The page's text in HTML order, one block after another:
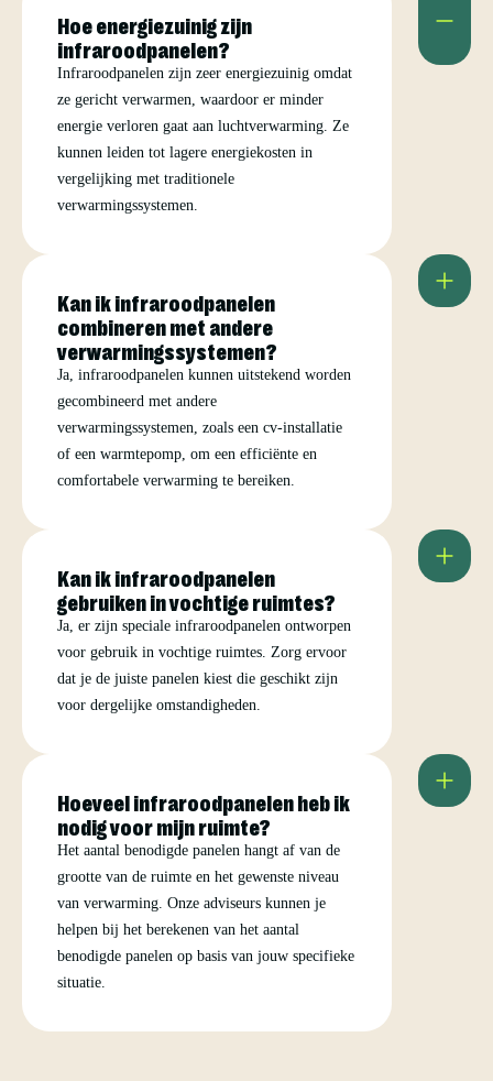
Hoe energiezuinig zijn
infraroodpanelen?
Infraroodpanelen zijn zeer energiezuinig omdat
ze gericht verwarmen, waardoor er minder
energie verloren gaat aan luchtverwarming. Ze
kunnen leiden tot lagere energiekosten in
vergelijking met traditionele
verwarmingssystemen.
Kan ik infraroodpanelen
combineren met andere
verwarmingssystemen?
Ja, infraroodpanelen kunnen uitstekend worden
gecombineerd met andere
verwarmingssystemen, zoals een cv-installatie
of een warmtepomp, om een efficiënte en
comfortabele verwarming te bereiken.
Kan ik infraroodpanelen
gebruiken in vochtige ruimtes?
Ja, er zijn speciale infraroodpanelen ontworpen
voor gebruik in vochtige ruimtes. Zorg ervoor
dat je de juiste panelen kiest die geschikt zijn
voor dergelijke omstandigheden.
Hoeveel infraroodpanelen heb ik
nodig voor mijn ruimte?
Het aantal benodigde panelen hangt af van de
grootte van de ruimte en het gewenste niveau
van verwarming. Onze adviseurs kunnen je
helpen bij het berekenen van het aantal
benodigde panelen op basis van jouw specifieke
situatie.